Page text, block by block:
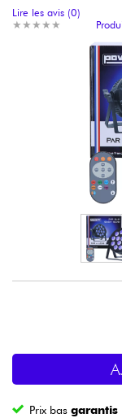
Amplis &
Claviers &
Synthés &
Home
Casques
Micros &
Eclairage
★ ★ ★ ★ ★
★ ★ ★ ★ ★
Lire les avis (0)
Prix basgarantis